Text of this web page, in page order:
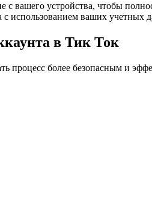
с вашего устройства, чтобы
с использованием ваших учетных
в Тик Ток
процесс более безопасным и